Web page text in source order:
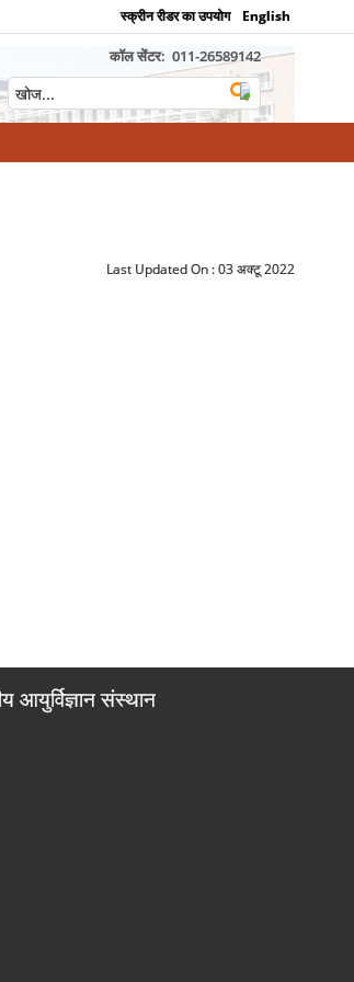
स्क्रीन रीडर का उपयोग English
कॉल सेंटर: 011-26589142
Last Updated On :03 अक्टू 2022
आयुर्विज्ञान संस्थान